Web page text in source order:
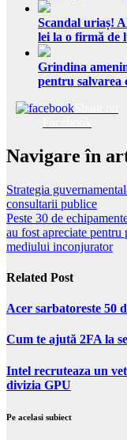
Scandal uriaș!
lei la o firmă de
Grindina
pentru
Navigare în
Strategia
consultarii publice
Peste 30 de
au fost apreciate
mediului inconjurator
Related Post
Acer sarbatoreste 50
Cum te ajută 2FA la
Intel recruteaza un
divizia GPU
Pe acelasi subiect